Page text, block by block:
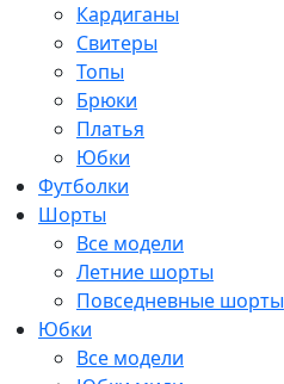
Кардиганы
Свитеры
Топы
Брюки
Платья
Юбки
Футболки
Шорты
Все модели
Летние шорты
Повседневные шорты
Юбки
Все модели